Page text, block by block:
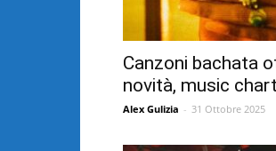
Canzoni bachata
novità, music
Alex Gulizia - 31 Ottobre 2025